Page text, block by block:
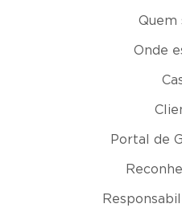
Quem
Onde
Portal de